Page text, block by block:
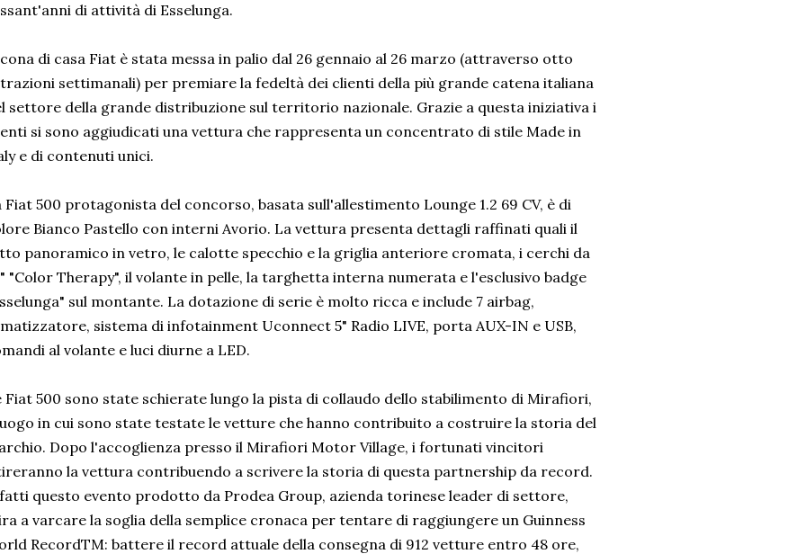
di attività di Esselunga.
di casa Fiat è stata messa in palio dal 26 gennaio al 26 marzo (attraverso otto
settimanali) per premiare la fedeltà dei clienti della più grande catena italiana
settore della grande distribuzione sul territorio nazionale. Grazie a questa iniziativa i
si sono aggiudicati una vettura che rappresenta un concentrato di stile Made in
e di contenuti unici.
Fiat 500 protagonista del concorso, basata sull'allestimento Lounge 1.2 69 CV, è di
Bianco Pastello con interni Avorio. La vettura presenta dettagli raffinati quali il
panoramico in vetro, le calotte specchio e la griglia anteriore cromata, i cerchi da
"Color Therapy", il volante in pelle, la targhetta interna numerata e l'esclusivo badge
sul montante. La dotazione di serie è molto ricca e include 7 airbag,
sistema di infotainment Uconnect 5" Radio LIVE, porta AUX-IN e USB,
al volante e luci diurne a LED.
Fiat 500 sono state schierate lungo la pista di collaudo dello stabilimento di Mirafiori,
in cui sono state testate le vetture che hanno contribuito a costruire la storia del
Dopo l'accoglienza presso il Mirafiori Motor Village, i fortunati vincitori
la vettura contribuendo a scrivere la storia di questa partnership da record.
questo evento prodotto da Prodea Group, azienda torinese leader di settore,
a varcare la soglia della semplice cronaca per tentare di raggiungere un Guinness
RecordTM: battere il record attuale della consegna di 912 vetture entro 48 ore,